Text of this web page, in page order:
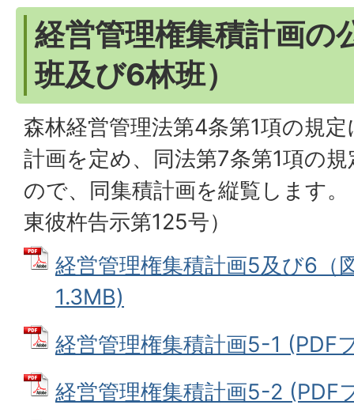
経営管理権集積計画の
班及び6林班）
森林経営管理法第4条第1項の規
計画を定め、同法第7条第1項の
ので、同集積計画を縦覧します
東彼杵告示第125号）
経営管理権集積計画5及び6（
1.3MB)
経営管理権集積計画5-1 (PDF
経営管理権集積計画5-2 (PDF